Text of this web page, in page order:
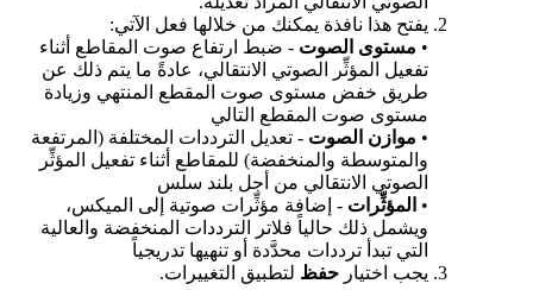
يفتح هذا نافذة يمكنك من خلالها فعل الآتي:
• مستوى الصوت - ضبط ارتفاع صوت المقاطع أثناء
تفعيل المؤثِّر الصوتي الانتقالي، عادةً ما يتم ذلك عن
طريق خفض مستوى صوت المقطع المنتهي وزيادة
مستوى صوت المقطع التالي
• موازن الصوت - تعديل الترددات المختلفة (المرتفعة
والمتوسطة والمنخفضة) للمقاطع أثناء تفعيل المؤثِّر
الصوتي الانتقالي من أجل بلند سلس
• المؤثِّرات - إضافة مؤثِّرات صوتية إلى الميكس،
ويشمل ذلك حالياً فلاتر الترددات المنخفضة والعالية
التي تبدأ ترددات محدَّدة أو تنهيها تدريجياً
يجب اختيار حفظ لتطبيق التغييرات.